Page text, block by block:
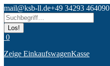
Zum
Inhalt
springen
mail@ksb-ll.de+49 34293 464090
Search:
0
Zeige EinkaufswagenKasse